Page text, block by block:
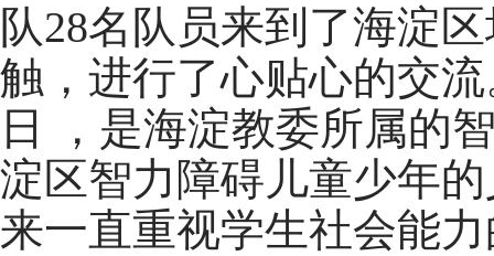
队28名队员来到了海淀
触，进行了心贴心的交
日
，是海淀教委所属的
淀区智力障碍儿童少年
来一直重视学生社会能